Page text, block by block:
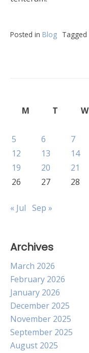
Posted in Blog Tagged
M
T W
5
6 7
12
13 14
19
20 21
26
27 28
« Jul Sep »
Archives
March 2026
February 2026
January 2026
December 2025
November 2025
September 2025
August 2025